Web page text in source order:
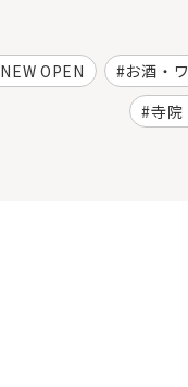
NEW OPEN
お酒・
寺院